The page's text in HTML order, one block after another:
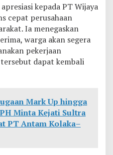
kepada PT Wijaya
cepat perusahaan
Ia menegaskan
warga akan segera
pekerjaan
dapat kembali
Mark Up hingga
Minta Kejati Sultra
PT Antam Kolaka–